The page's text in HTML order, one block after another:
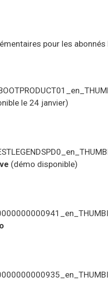
pour les
le 24 janvier)
(démo disponible)